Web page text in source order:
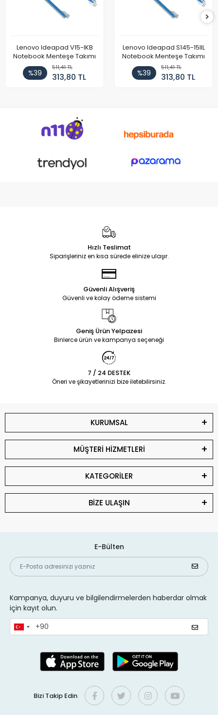
Lenovo Ideapad V15-IKB
Notebook Menteşe Takımı
%39
511,41 TL
313,80 TL
Lenovo Ideapad S145-15IIL
Notebook Menteşe Takımı
%39
511,41 TL
313,80 TL
Hızlı Teslimat
Siparişleriniz en kısa sürede elinize ulaşır.
Güvenli Alışveriş
Güvenli ve kolay ödeme sistemi
Geniş Ürün Yelpazesi
Binlerce ürün ve kampanya seçeneği
7 / 24 DESTEK
Öneri ve şikayetlerinizi bize iletebilirsiniz.
KURUMSAL
MÜŞTERİ HİZMETLERİ
KATEGORİLER
BİZE ULAŞIN
E-Bülten
Kampanya, duyuru ve bilgilendirmelerden haberdar olmak
için kayıt olun.
Bizi Takip Edin